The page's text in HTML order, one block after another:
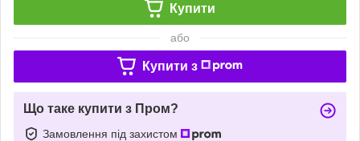
Купити
або
Купити з
Що таке купити з Пром?
Замовлення під захистом